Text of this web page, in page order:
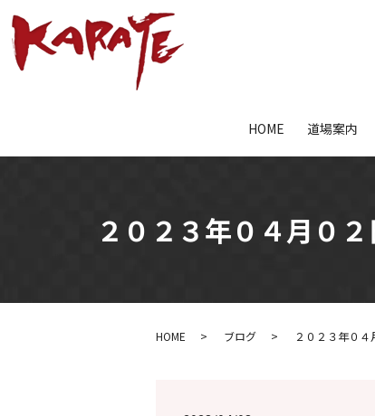
HOME 道場案内
２０２３年０４月０
HOME ブログ ２０２３年０４